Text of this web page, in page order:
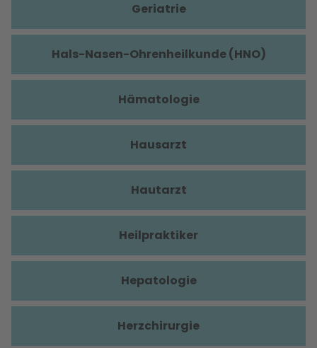
Geriatrie
Hals-Nasen-Ohrenheilkunde (HNO)
Hämatologie
Hausarzt
Hautarzt
Heilpraktiker
Hepatologie
Herzchirurgie